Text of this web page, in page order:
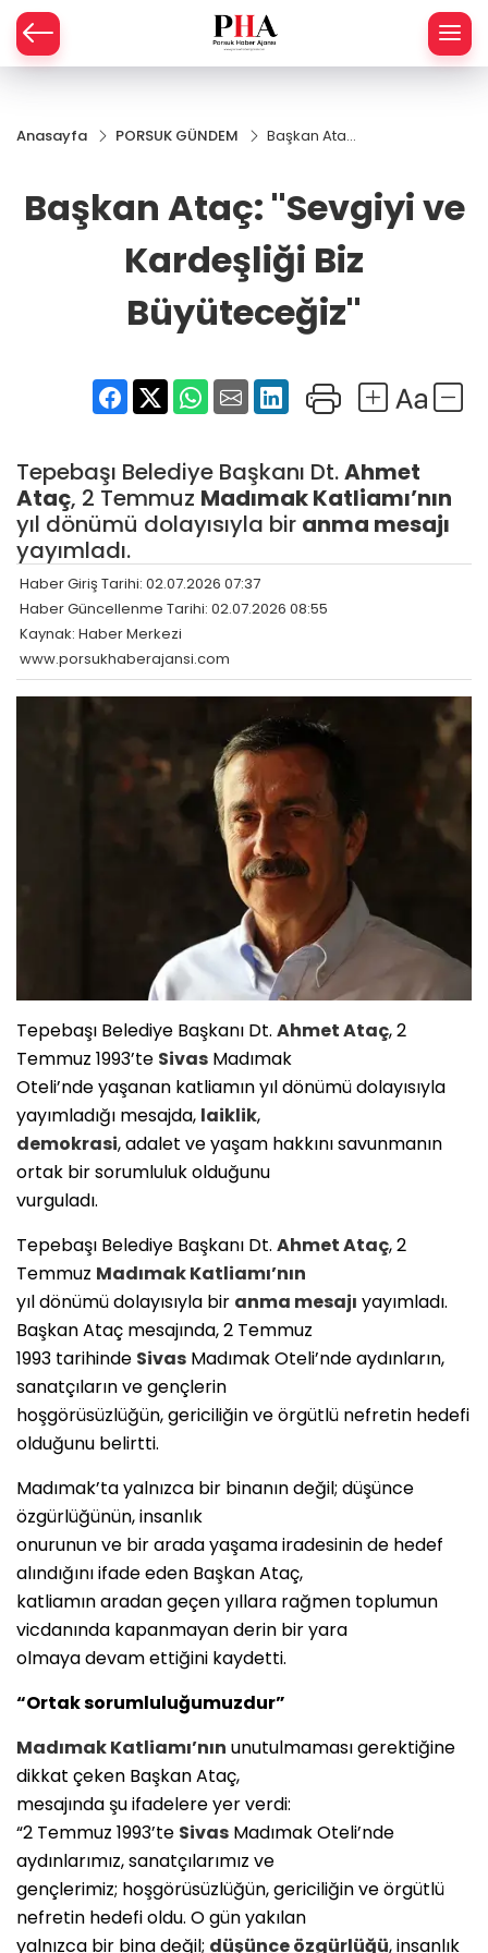
Anasayfa PORSUK GÜNDEM
Başkan Ataç:
Büyüteceğiz''
Başkan Ataç: ''Sevgiyi ve
Kardeşliği Biz
Büyüteceğiz''
Tepebaşı Belediye Başkanı Dt.Ahmet
Ataç, 2 Temmuz Madımak Katliamı’nın
yıl dönümü dolayısıyla bir anma mesajı
yayımladı.
Haber Giriş Tarihi: 02.07.2026 07:37
Haber Güncellenme Tarihi: 02.07.2026 08:55
Kaynak: Haber Merkezi
www.porsukhaberajansi.com
Tepebaşı Belediye Başkanı Dt. Ahmet Ataç, 2
Temmuz 1993’te Sivas Madımak
Oteli’nde yaşanan katliamın yıl dönümü dolayısıyla
yayımladığı mesajda, laiklik,
demokrasi, adalet ve yaşam hakkını savunmanın
ortak bir sorumluluk olduğunu
vurguladı.
Tepebaşı Belediye Başkanı Dt. Ahmet Ataç, 2
Temmuz Madımak Katliamı’nın
yıl dönümü dolayısıyla bir anma mesajı yayımladı.
Başkan Ataç mesajında, 2 Temmuz
1993 tarihinde Sivas Madımak Oteli’nde aydınların,
sanatçıların ve gençlerin
hoşgörüsüzlüğün, gericiliğin ve örgütlü nefretin hedefi
olduğunu belirtti.
Madımak’ta yalnızca bir binanın değil; düşünce
özgürlüğünün, insanlık
onurunun ve bir arada yaşama iradesinin de hedef
alındığını ifade eden Başkan Ataç,
katliamın aradan geçen yıllara rağmen toplumun
vicdanında kapanmayan derin bir yara
olmaya devam ettiğini kaydetti.
“Ortak sorumluluğumuzdur”
Madımak Katliamı’nın unutulmaması gerektiğine
dikkat çeken Başkan Ataç,
mesajında şu ifadelere yer verdi:
“2 Temmuz 1993’te Sivas Madımak Oteli’nde
aydınlarımız, sanatçılarımız ve
gençlerimiz; hoşgörüsüzlüğün, gericiliğin ve örgütlü
nefretin hedefi oldu. O gün yakılan
yalnızca bir bina değil; düşünce özgürlüğü, insanlık